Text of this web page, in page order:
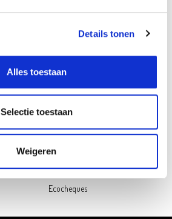
Details tonen
Alles toestaan
Selectie toestaan
Weigeren
Contacteer ons
Jobs
Hulp nodig?
Veelgestelde vragen
Betalen
Retourneren
Ecocheques